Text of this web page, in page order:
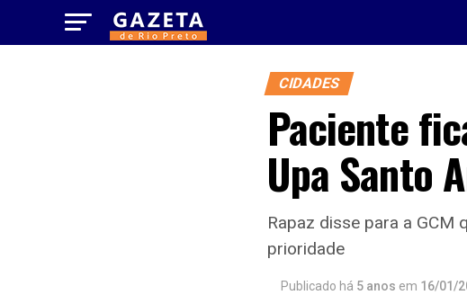
CIDADES
Paciente
Upa Santo
Rapaz disse para a GCM
prioridade
Publicado há 5 anos em 16/01/